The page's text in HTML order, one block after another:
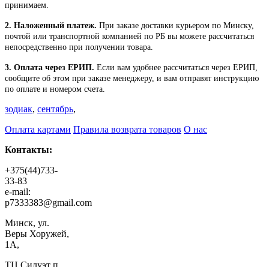
принимаем.
2. Наложенный платеж. При заказе доставки курьером по Минску,
почтой или транспортной компанией по РБ вы можете рассчитаться
непосредственно при получении товара.
3. Оплата через ЕРИП. Если вам удобнее рассчитаться через ЕРИП,
сообщите об этом при заказе менеджеру, и вам отправят инструкцию
по оплате и номером счета.
зодиак, сентябрь,
Оплата картами Правила возврата товаров О нас
Контакты:
+375(44)733-
33-83
e-mail:
p7333383@gmail.com
Минск, ул.
Веры Хоружей,
1А,